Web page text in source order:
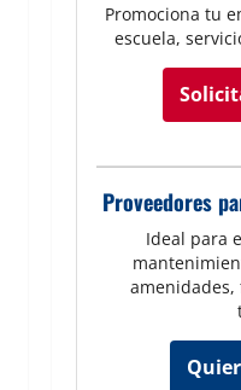
Promociona tu
escuela,
Proveedores
Ideal para